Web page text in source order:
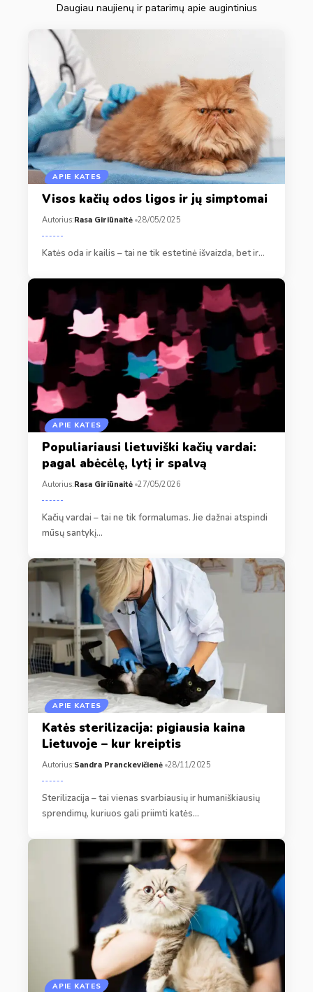
Daugiau naujienų ir patarimų apie augintinius
APIE KATES
Visos kačių odos ligos ir jų simptomai
Autorius:Rasa Giriūnaitė 28/05/2025
Katės oda ir kailis – tai ne tik estetinė išvaizda, bet ir…
APIE KATES
Populiariausi lietuviški kačių vardai:
pagal abėcėlę, lytį ir spalvą
Autorius:Rasa Giriūnaitė 27/05/2026
Kačių vardai – tai ne tik formalumas. Jie dažnai atspindi
mūsų santykį…
APIE KATES
Katės sterilizacija: pigiausia kaina
Lietuvoje – kur kreiptis
Autorius:Sandra Pranckevičienė 28/11/2025
Sterilizacija – tai vienas svarbiausių ir humaniškiausių
sprendimų, kuriuos gali priimti katės…
APIE KATES